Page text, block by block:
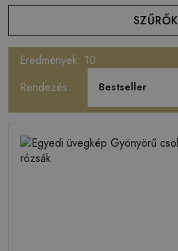
SZŰRŐK
Eredmények: 10
Rendezés:
Bestseller